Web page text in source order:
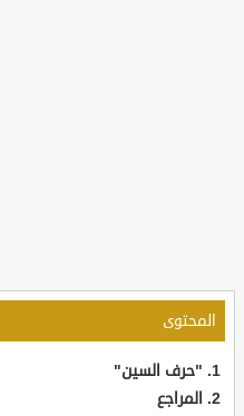
المحتوى
"حرف السين"
المراجع